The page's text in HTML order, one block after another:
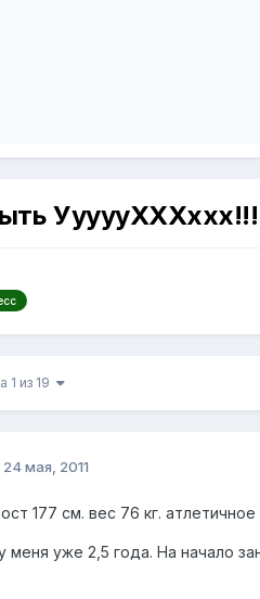
1 из 19
24 мая, 2011
177 см. вес 76 кг.
меня уже 2,5 года. На начало